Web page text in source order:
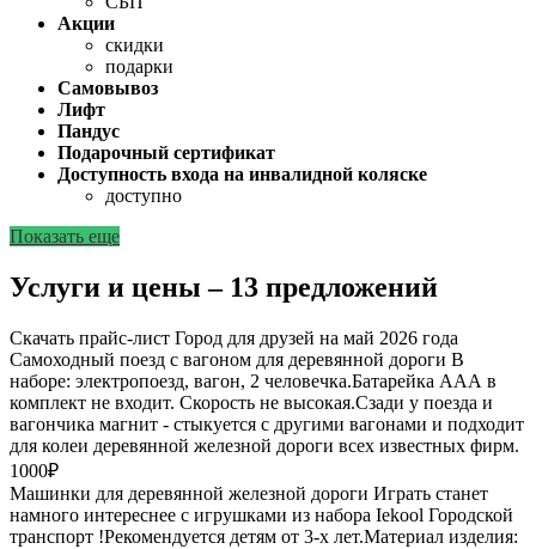
Акции
скидки
подарки
Самовывоз
Лифт
Пандус
Подарочный сертификат
Доступность входа на инвалидной коляске
доступно
Показать еще
Услуги и цены – 13 предложений
Скачать прайс-лист Город для друзей на май 2026 года
Самоходный поезд с вагоном для деревянной дороги В
наборе: электропоезд, вагон, 2 человечка.Батарейка ААА в
комплект не входит. Скорость не высокая.Сзади у поезда и
вагончика магнит - стыкуется с другими вагонами и подходит
для колеи деревянной железной дороги всех известных фирм.
1000₽
Машинки для деревянной железной дороги Играть станет
намного интереснее с игрушками из набора Iekool Городской
транспорт !Рекомендуется детям от 3-х лет.Материал изделия: